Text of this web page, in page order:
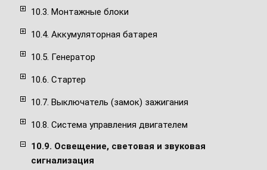
10.3. Монтажные блоки
10.4. Аккумуляторная батарея
10.5. Генератор
10.6. Стартер
10.7. Выключатель (замок) зажигания
10.8. Система управления двигателем
10.9. Освещение, световая и звуковая
сигнализация